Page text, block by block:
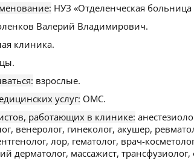
НУЗ «Отделенческая
Валерий Владимирович.
клиника.
взрослые.
услуг: ОМС.
работающих в клинике:
венеролог, гинеколог, акушер,
лор, гематолог, врач-
дерматолог, массажист,